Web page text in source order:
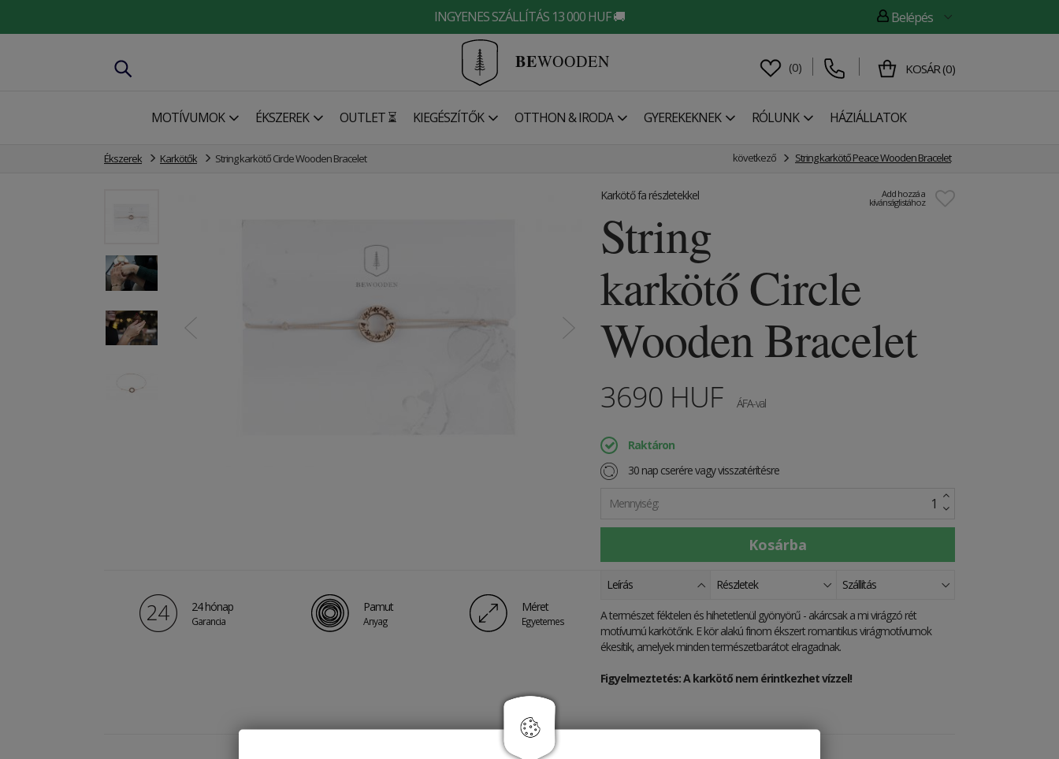
INGYENES SZÁLLÍTÁS 13 000 HUF 🚚 Belépés
BEWOODEN (0) KOSÁR(0)
MOTÍVUMOK ÉKSZEREK OUTLET ⏳ KIEGÉSZÍTŐK OTTHON & IRODA GYEREKEKNEK RÓLUNK HÁZIÁLLATOK
Ékszerek Karkötők String karkötő Circle Wooden Bracelet következő String karkötő Peace Wooden Bracelet
Add hozzá a
kívánságlistához
Karkötő fa részletekkel
String
karkötő Circle
Wooden Bracelet
3690 HUF ÁFA-val
Raktáron
30 nap cserére vagy visszatérítésre
Mennyiség:
24 hónap
Garancia
Pamut
Anyag
Méret
Egyetemes
Leírás Részletek Szállítás
A természet féktelen és hihetetlenül gyönyörű - akárcsak a mi virágzó rét
motívumú karkötőnk. E kör alakú finom ékszert romantikus virágmotívumok
ékesítik, amelyek minden természetbarátot elragadnak.
Figyelmeztetés: A karkötő nem érintkezhet vízzel!